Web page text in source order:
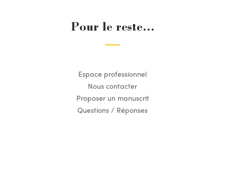
Pour le reste...
Espace professionnel
Nous contacter
Proposer un manuscrit
Questions / Réponses